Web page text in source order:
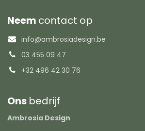
Neem contact op
info@ambrosiadesign.be
03 455 09 47
+32 496 42 30 76
Ons bedrijf
Ambrosia Design